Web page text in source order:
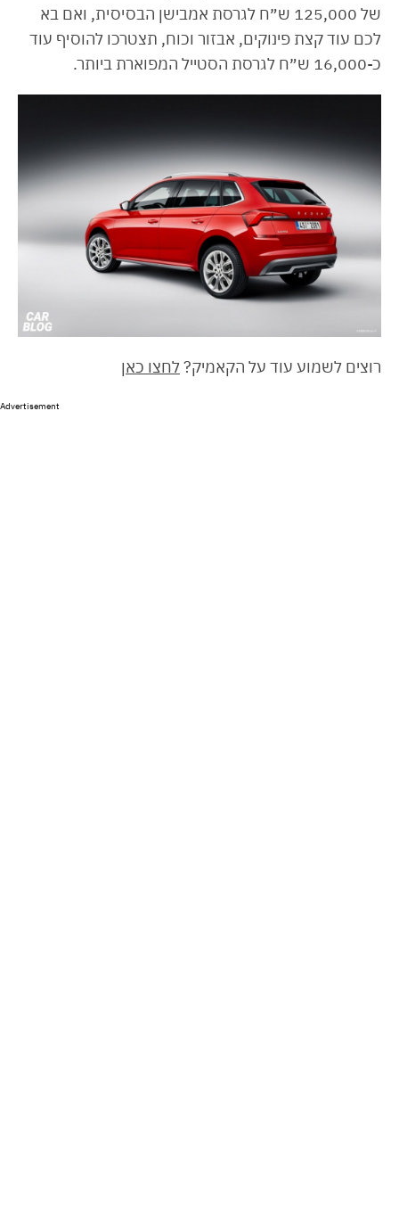
של 125,000 ש״ח לגרסת אמבישן הבסיסית, ואם בא
לכם עוד קצת פינוקים, אבזור וכוח, תצטרכו להוסיף עוד
כ-16,000 ש״ח לגרסת הסטייל המפוארת ביותר.
רוצים לשמוע עוד על הקאמיק?לחצו כאן
Advertisement